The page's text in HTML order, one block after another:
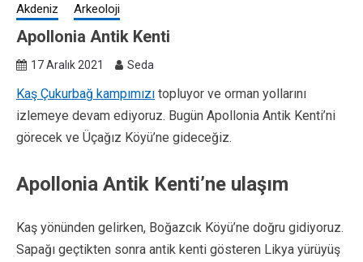
Akdeniz Arkeoloji
Apollonia Antik Kenti
17 Aralık 2021 Seda
Kaş Çukurbağ kampımızı topluyor ve orman yollarını
izlemeye devam ediyoruz. Bugün Apollonia Antik Kenti’ni
görecek ve Üçağız Köyü’ne gideceğiz.
Apollonia Antik Kenti’ne ulaşım
Kaş yönünden gelirken, Boğazcık Köyü’ne doğru gidiyoruz.
Sapağı geçtikten sonra antik kenti gösteren Likya yürüyüş